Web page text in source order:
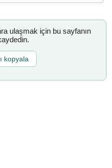
ulaşmak için bu sayfanın
kopyala